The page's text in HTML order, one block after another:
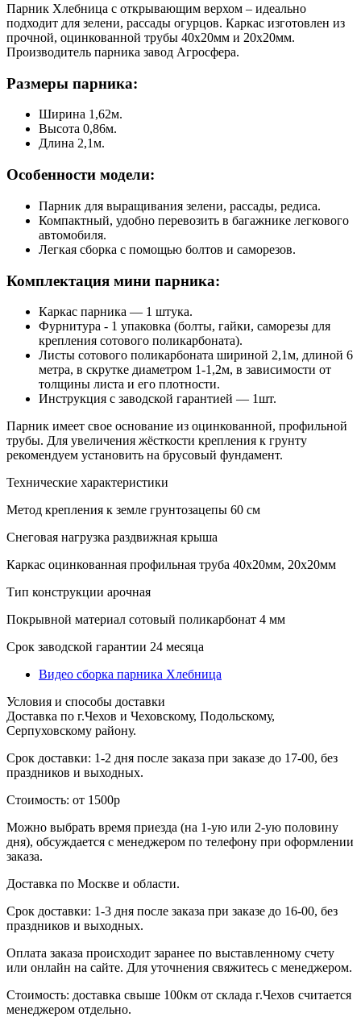
Парник Хлебница с открывающим верхом – идеально
подходит для зелени, рассады огурцов. Каркас изготовлен из
прочной, оцинкованной трубы 40x20мм и 20x20мм.
Производитель парника завод Агросфера.
Размеры парника:
Ширина 1,62м.
Высота 0,86м.
Длина 2,1м.
Особенности модели:
Парник для выращивания зелени, рассады, редиса.
Компактный, удобно перевозить в багажнике легкового
автомобиля.
Легкая сборка с помощью болтов и саморезов.
Комплектация мини парника:
Каркас парника — 1 штука.
Фурнитура - 1 упаковка (болты, гайки, саморезы для
крепления сотового поликарбоната).
Листы сотового поликарбоната шириной 2,1м, длиной 6
метра, в скрутке диаметром 1-1,2м, в зависимости от
толщины листа и его плотности.
Инструкция с заводской гарантией — 1шт.
Парник имеет свое основание из оцинкованной, профильной
трубы. Для увеличения жёсткости крепления к грунту
рекомендуем установить на брусовый фундамент.
Технические характеристики
Метод крепления к земле грунтозацепы 60 см
Снеговая нагрузка раздвижная крыша
Каркас оцинкованная профильная труба 40х20мм, 20х20мм
Тип конструкции арочная
Покрывной материал сотовый поликарбонат 4 мм
Срок заводской гарантии 24 месяца
Видео сборка парника Хлебница
Условия и способы доставки
Доставка по г.Чехов и Чеховскому, Подольскому,
Серпуховскому району.
Срок доставки: 1-2 дня после заказа при заказе до 17-00, без
праздников и выходных.
Стоимость: от 1500р
Можно выбрать время приезда (на 1-ую или 2-ую половину
дня), обсуждается с менеджером по телефону при оформлении
заказа.
Доставка по Москве и области.
Срок доставки: 1-3 дня после заказа при заказе до 16-00, без
праздников и выходных.
Оплата заказа происходит заранее по выставленному счету
или онлайн на сайте. Для уточнения свяжитесь с менеджером.
Стоимость: доставка свыше 100км от склада г.Чехов считается
менеджером отдельно.